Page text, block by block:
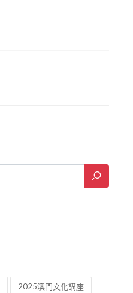
2025澳門文化講座